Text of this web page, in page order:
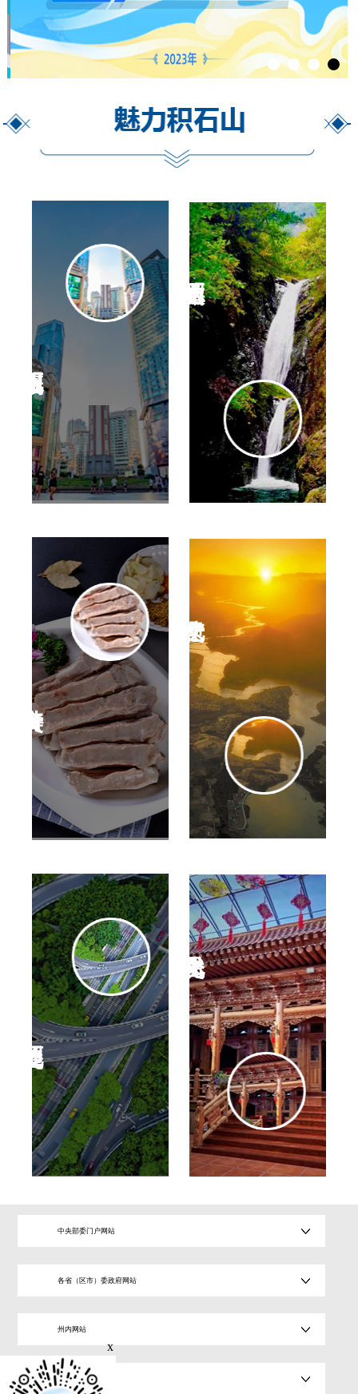
中央部委门户网站
各省（区市）委政府网站
州内网站
县内网站
x